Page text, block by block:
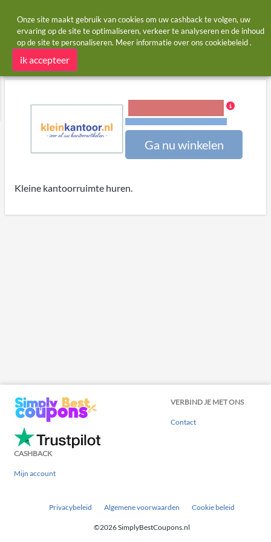
Startpagina Winkels kleinkantoor
kleinkantoor cashback
Ga nu winkelen
Kleine kantoorruimte huren.
VERBIND JE MET ONS
Contact
CASHBACK
Mijn account
Privacybeleid Algemene voorwaarden Cookie beleid
©2026 SimplyBestCoupons.nl
Onze site maakt gebruik van cookies om uw cashback te volgen, uw
ervaring op de site te optimaliseren, verkeer te analyseren en de inhoud
op de site te personaliseren. Meer informatie over ons cookiebeleid.
ik accepteer